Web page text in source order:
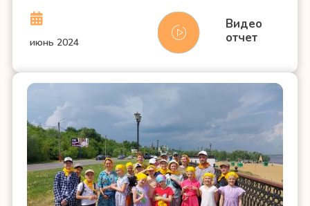
июнь 2024
Видео
отчет